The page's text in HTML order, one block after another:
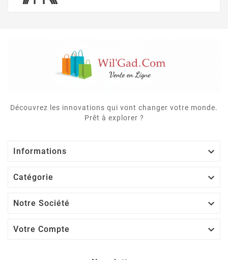
Découvrez les innovations qui vont changer votre monde.
Prêt à explorer ?
Informations 
Catégorie 
Notre Société 
Votre Compte 